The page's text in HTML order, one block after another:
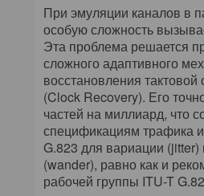
При эмуляции каналов в
особую сложность
Эта проблема решается
сложного адаптивного
восстановления тактовой
(Clock Recovery). Его
частей на миллиард, что
спецификациям трафика
G.823 для вариации (jitter)
(wander), равно как и
рабочей группы ITU-T